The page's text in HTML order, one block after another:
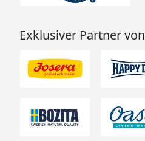
Exklusiver Partner von